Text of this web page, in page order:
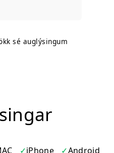
sé auglýsingum
iPhone Android